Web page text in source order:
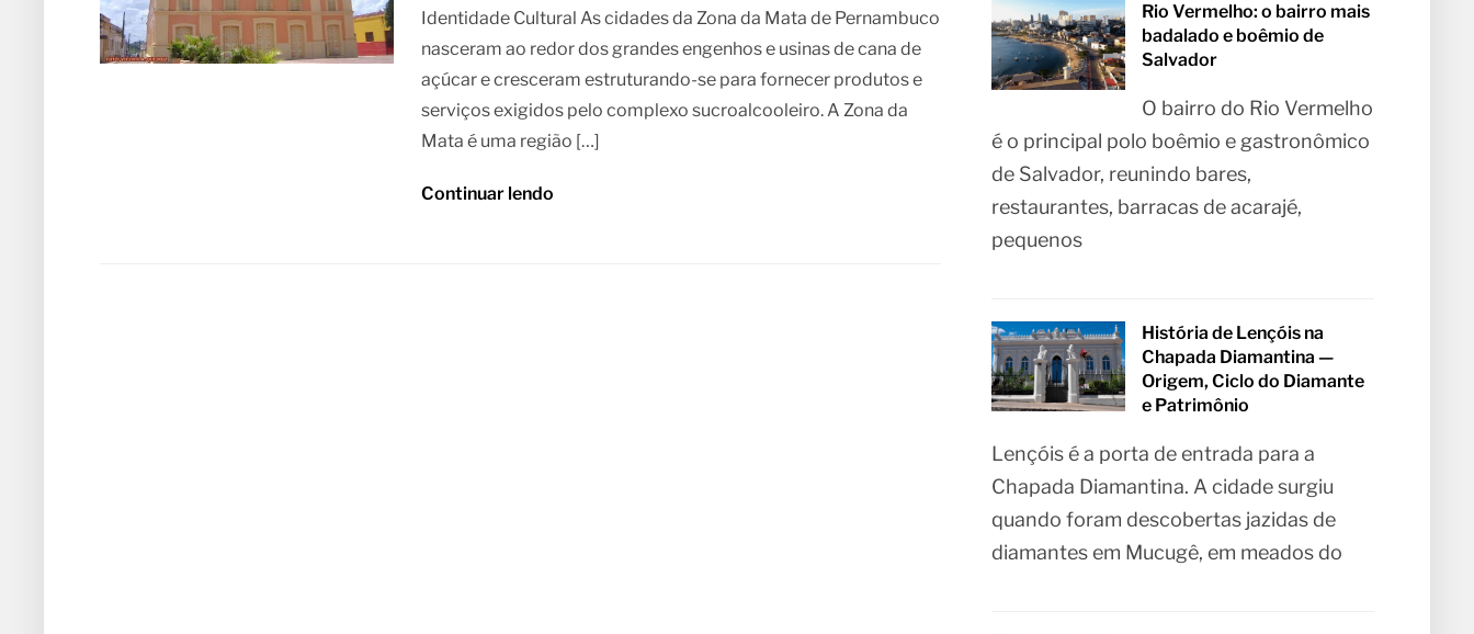
Identidade Cultural As cidades da Zona da Mata de Pernambuco
nasceram ao redor dos grandes engenhos e usinas de cana de
açúcar e cresceram estruturando-se para fornecer produtos e
serviços exigidos pelo complexo sucroalcooleiro. A Zona da
Mata é uma região […]
Continuar lendo
Rio Vermelho: o bairro mais
badalado e boêmio de
Salvador
O bairro do Rio Vermelho
é o principal polo boêmio e gastronômico
de Salvador, reunindo bares,
restaurantes, barracas de acarajé,
pequenos
História de Lençóis na
Chapada Diamantina —
Origem, Ciclo do Diamante
e Patrimônio
Lençóis é a porta de entrada para a
Chapada Diamantina. A cidade surgiu
quando foram descobertas jazidas de
diamantes em Mucugê, em meados do